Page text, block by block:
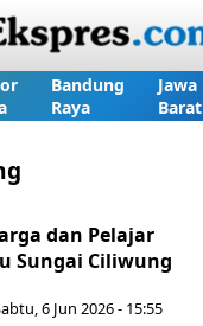
Bandung
Raya
Jawa
Barat
dan Pelajar
Sungai Ciliwung
6 Jun 2026 - 15:55